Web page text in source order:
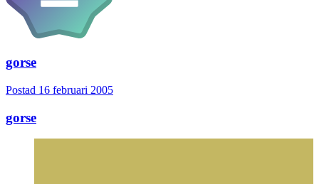
gorse
Postad 16 februari 2005
gorse